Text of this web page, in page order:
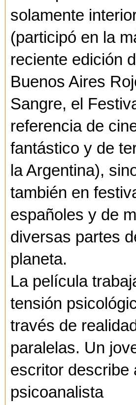
solamente
(participó en la
reciente edición
Buenos Aires
Sangre, el
referencia de
fantástico y de
la Argentina),
también en
españoles y de
diversas partes
planeta.
La película
tensión
través de
paralelas. Un
escritor describe
psicoanalista